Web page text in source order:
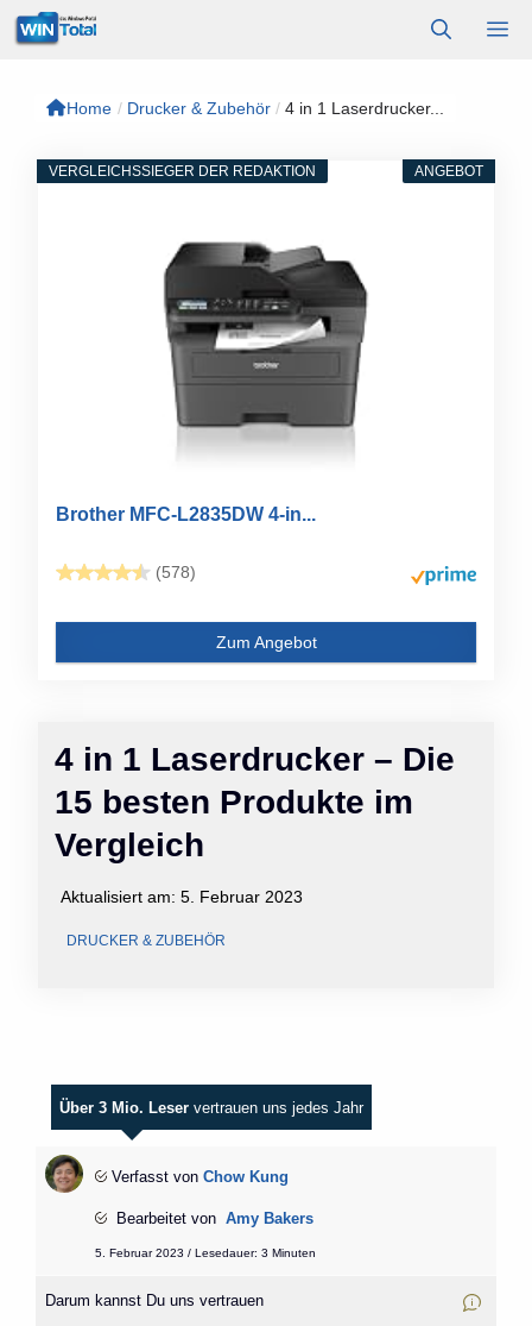
Zum
Inhalt
Home / Drucker & Zubehör / 4 in 1 Laserdrucker...
4 in 1 Laserdrucker – Die
15 besten Produkte im
Vergleich
Aktualisiert am: 5. Februar 2023
DRUCKER & ZUBEHÖR
ANGEBOT
VERGLEICHSSIEGER DER REDAKTION
Brother MFC-L2835DW 4-in...
(578)
Zum Angebot
Über 3 Mio. Leser vertrauen uns jedes Jahr
Verfasst von Chow Kung
Bearbeitet von Amy Bakers
5. Februar 2023 / Lesedauer: 3 Minuten
Darum kannst Du uns vertrauen